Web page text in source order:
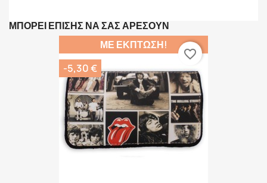
ΜΠΟΡΕΊ ΕΠΊΣΗΣ ΝΑ ΣΑΣ ΑΡΈΣΟΥΝ
ΜΕ ΈΚΠΤΩΣΗ!
-5,30 €
favorite_border